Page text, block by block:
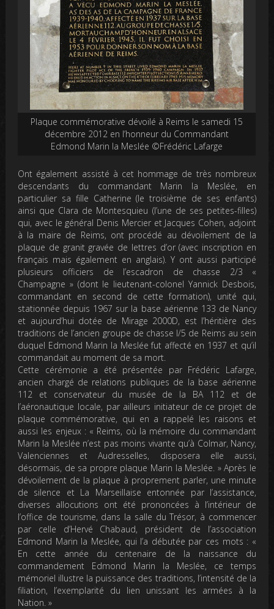
Plaque commémorative dévoilé à Reims le samedi 15
décembre 2012 en l’honneur du Commandant
Edmond Marin la Meslée ©Frédéric Lafarge
Ont également assisté à cet hommage de très nombreux
descendants du commandant Marin la Meslée, en
particulier sa fille Catherine (le troisième de ses enfants)
ainsi que Clara de Montesquieu (l’une de ses petites-filles)
qui, avec le général Denis Mercier et Jacques Cohen, adjoint
à la maire de Reims, ont procédé au dévoilement de la
plaque de granit gravée de lettres d’or (avec inscription en
français mais également en anglais). Y ont aussi participé
plusieurs officiers de l’escadron de chasse 2/3 «
Champagne » (dont le lieutenant-colonel Yannick Desbois,
commandant en second de cette formation), unité qui,
stationnée depuis 1967 sur la base aérienne 133 de Nancy
et aujourd’hui dotée de Mirage 2000D, est l’héritière des
traditions de l’ancien groupe de chasse I/5 de Reims au sein
duquel Edmond Marin la Meslée fut affecté en 1937 et qu’il
commandait au moment de sa mort.
Cette cérémonie a été présentée par Frédéric Lafarge,
ancien chargé de relations publiques de la base aérienne
112 et conservateur du musée de la BA 112 et de
l’aéronautique locale, par ailleurs initiateur de ce projet de
plaque commémorative, qui en a rappelé les raisons et
aussi les enjeux : « Reims, où la mémoire du commandant
Marin la Meslée n’est pas moins vivante qu’à Colmar, Nancy,
Valenciennes et Audresselles, disposera elle aussi,
désormais, de sa propre plaque Marin la Meslée. » Après le
dévoilement de la plaque à proprement parler, une minute
de silence et La Marseillaise entonnée par l’assistance,
diverses allocutions ont été prononcées à l’intérieur de
l’office de tourisme, dans la salle du Trésor, à commencer
par celle d’Hervé Chabaud, président de l’association
Edmond Marin la Meslée, qui l’a débutée par ces mots : «
En cette année du centenaire de la naissance du
commandement Edmond Marin la Meslée, ce temps
mémoriel illustre la puissance des traditions, l’intensité de la
filiation, l’exemplarité du lien unissant les armées à la
Nation. »